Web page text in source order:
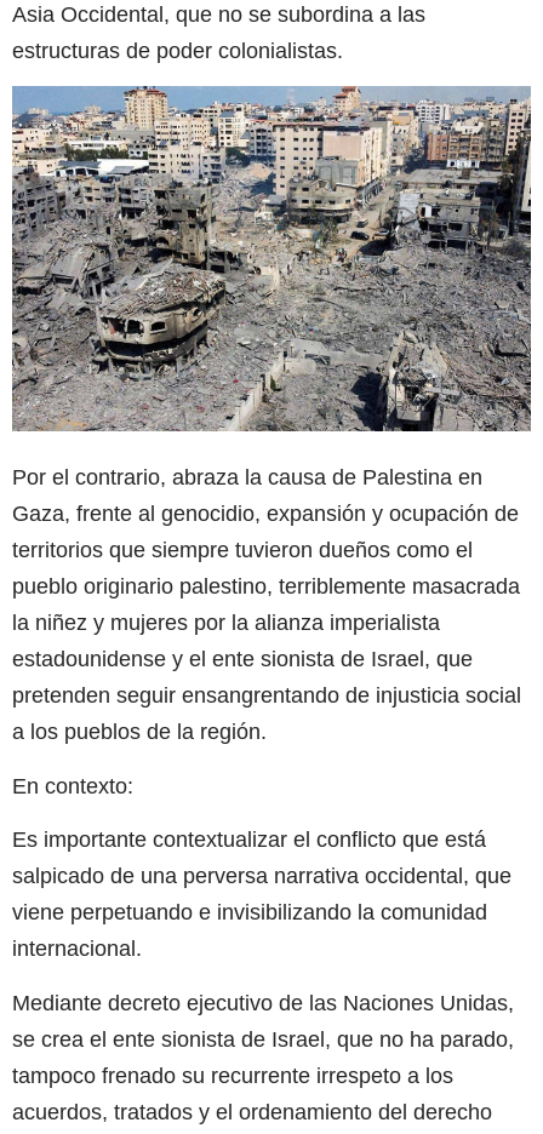
Asia Occidental, que no se subordina a las
estructuras de poder colonialistas.
Por el contrario, abraza la causa de Palestina en
Gaza, frente al genocidio, expansión y ocupación de
territorios que siempre tuvieron dueños como el
pueblo originario palestino, terriblemente masacrada
la niñez y mujeres por la alianza imperialista
estadounidense y el ente sionista de Israel, que
pretenden seguir ensangrentando de injusticia social
a los pueblos de la región.
En contexto:
Es importante contextualizar el conflicto que está
salpicado de una perversa narrativa occidental, que
viene perpetuando e invisibilizando la comunidad
internacional.
Mediante decreto ejecutivo de las Naciones Unidas,
se crea el ente sionista de Israel, que no ha parado,
tampoco frenado su recurrente irrespeto a los
acuerdos, tratados y el ordenamiento del derecho